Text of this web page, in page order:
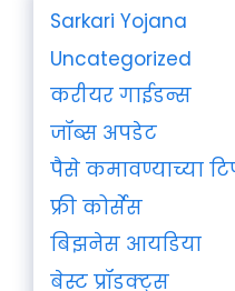
Sarkari Yojana
Uncategorized
करीयर गाईडन्स
जॉब्स अपडेट
पैसे कमावण्याच्या
फ्री कोर्सेस
बिझनेस आयडिया
बेस्ट प्रॉडक्ट्स